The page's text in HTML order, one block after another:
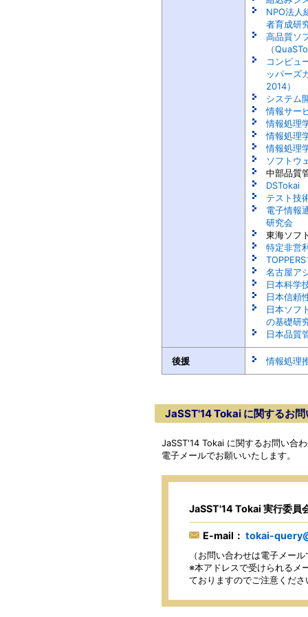
NPO法人
者育成研
高品質ソ
（
コンピュ
ッパーズ
2014）
システム
情報サー
情報処理
情報処理
情報処理
ソフトウ
中部品質
DSTokai
テスト技
電子情報
研究会
東海ソフ
特定非営
名古屋ア
日本科学
日本信頼
日本ソフ
の基礎研
日本品質
後援 情報処理
JaSST'14 Tokai に関するお問
JaSST'14 Tokai に関するお問い合
電子メールでお願いいたします。
JaSST'14 Tokai 実行委員
E-mail： tokai-
（お問い合わせは電子メー
※本アドレスで受けられるメ
ておりますのでご注意くださ